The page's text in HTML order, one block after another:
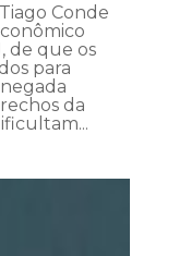
Conde
de que os
para
da